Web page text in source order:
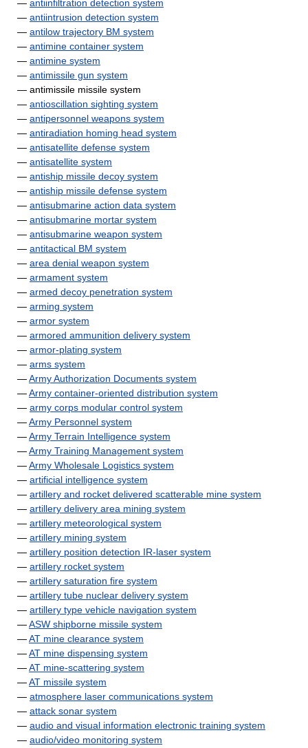
— antiinfiltration detection system
— antiintrusion detection system
— antilow trajectory BM system
— antimine container system
— antimine system
— antimissile gun system
— antimissile missile system
— antioscillation sighting system
— antipersonnel weapons system
— antiradiation homing head system
— antisatellite defense system
— antisatellite system
— antiship missile decoy system
— antiship missile defense system
— antisubmarine action data system
— antisubmarine mortar system
— antisubmarine weapon system
— antitactical BM system
— area denial weapon system
— armament system
— armed decoy penetration system
— arming system
— armor system
— armored ammunition delivery system
— armor-plating system
— arms system
—Army Authorization Documents system
—Army container-oriented distribution system
— army corps modular control system
—Army Personnel system
—Army Terrain Intelligence system
—Army Training Management system
—Army Wholesale Logistics system
— artificial intelligence system
— artillery and rocket delivered scatterable mine system
— artillery delivery area mining system
— artillery meteorological system
— artillery mining system
— artillery position detection IR-laser system
— artillery rocket system
— artillery saturation fire system
— artillery tube nuclear delivery system
— artillery type vehicle navigation system
—ASW shipborne missile system
—AT mine clearance system
—AT mine dispensing system
—AT mine-scattering system
—AT missile system
— atmosphere laser communications system
— attack sonar system
— audio and visual information electronic training system
— audio/video monitoring system